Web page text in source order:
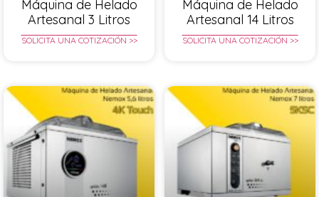
Máquina de Helado
Artesanal 3 Litros
SOLICITA UNA COTIZACIÓN >>
Máquina de Helado
Artesanal 14 Litros
SOLICITA UNA COTIZACIÓN >>